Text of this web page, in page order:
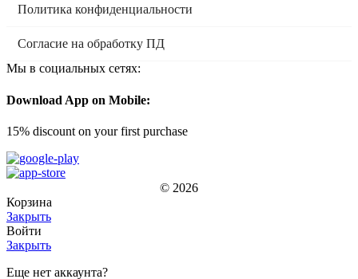
Политика конфиденциальности
Согласие на обработку ПД
Мы в социальных сетях:
Download App on Mobile:
15% discount on your first purchase
© 2026
Корзина
Закрыть
Войти
Закрыть
Еще нет аккаунта?